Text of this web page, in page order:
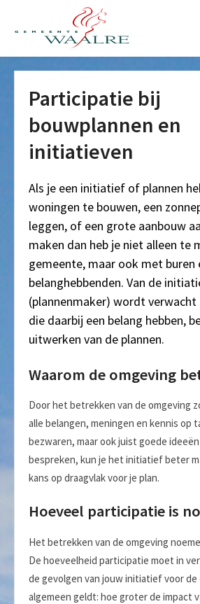
Participatie bij
bouwplannen en
initiatieven
Als je een initiatief of plannen
woningen te bouwen, een
leggen, of een grote aanbouw
maken dan heb je niet alleen te
gemeente, maar ook met buren
belanghebbenden. Van de
(plannenmaker) wordt verwacht
die daarbij een belang hebben,
uitwerken van de plannen.
Waarom de omgeving
Door het betrekken van de omgeving
alle belangen, meningen en kennis op
bezwaren, maar ook juist goede
bespreken, kun je het initiatief beter
kans op draagvlak voor je plan.
Hoeveel participatie is
Het betrekken van de omgeving
De hoeveelheid participatie moet in
de gevolgen van jouw initiatief voor de
algemeen geldt: hoe groter de impact